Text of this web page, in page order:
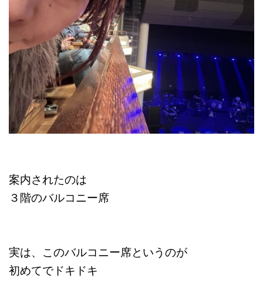
案内されたのは
３階のバルコニー席
実は、このバルコニー席というのが
初めてでドキドキ